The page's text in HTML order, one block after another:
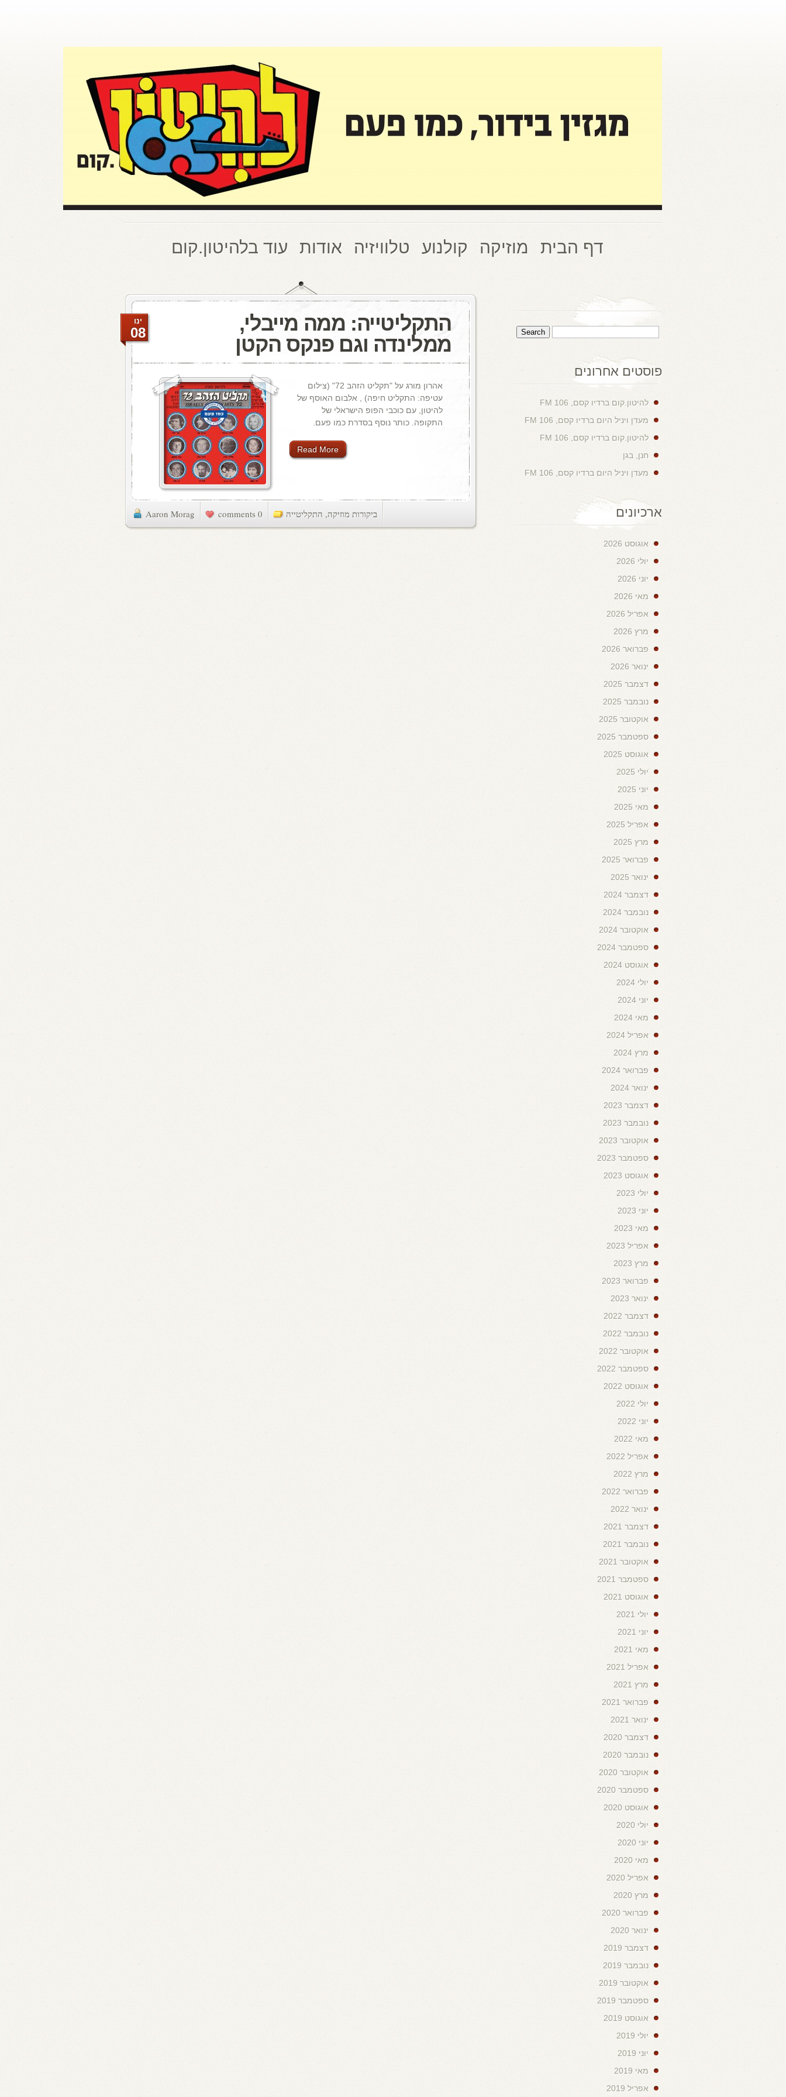
דף הבית מוזיקה קולנוע טלוויזיה אודות עוד בלהיטון.קום
התקליטייה: ממה מייבלי,
ממלינדה וגם פנקס הקטן
ינו
08
אהרון מורג על "תקליט הזהב 72" (צילום
עטיפה: התקליט חיפה) , אלבום האוסף של
להיטון, עם כוכבי הפופ הישראלי של
התקופה. כותר נוסף בסדרת כמו פעם.
Read More
Aaron Morag 0 comments ביקורות מוזיקה, התקליטייה
פוסטים אחרונים
להיטון.קום ברדיו קסם, 106 FM
מעדן ויניל היום ברדיו קסם, 106 FM
להיטון.קום ברדיו קסם, 106 FM
חנן, בגן
מעדן ויניל היום ברדיו קסם, 106 FM
ארכיונים
אוגוסט 2026
יולי 2026
יוני 2026
מאי 2026
אפריל 2026
מרץ 2026
פברואר 2026
ינואר 2026
דצמבר 2025
נובמבר 2025
אוקטובר 2025
ספטמבר 2025
אוגוסט 2025
יולי 2025
יוני 2025
מאי 2025
אפריל 2025
מרץ 2025
פברואר 2025
ינואר 2025
דצמבר 2024
נובמבר 2024
אוקטובר 2024
ספטמבר 2024
אוגוסט 2024
יולי 2024
יוני 2024
מאי 2024
אפריל 2024
מרץ 2024
פברואר 2024
ינואר 2024
דצמבר 2023
נובמבר 2023
אוקטובר 2023
ספטמבר 2023
אוגוסט 2023
יולי 2023
יוני 2023
מאי 2023
אפריל 2023
מרץ 2023
פברואר 2023
ינואר 2023
דצמבר 2022
נובמבר 2022
אוקטובר 2022
ספטמבר 2022
אוגוסט 2022
יולי 2022
יוני 2022
מאי 2022
אפריל 2022
מרץ 2022
פברואר 2022
ינואר 2022
דצמבר 2021
נובמבר 2021
אוקטובר 2021
ספטמבר 2021
אוגוסט 2021
יולי 2021
יוני 2021
מאי 2021
אפריל 2021
מרץ 2021
פברואר 2021
ינואר 2021
דצמבר 2020
נובמבר 2020
אוקטובר 2020
ספטמבר 2020
אוגוסט 2020
יולי 2020
יוני 2020
מאי 2020
אפריל 2020
מרץ 2020
פברואר 2020
ינואר 2020
דצמבר 2019
נובמבר 2019
אוקטובר 2019
ספטמבר 2019
אוגוסט 2019
יולי 2019
יוני 2019
מאי 2019
אפריל 2019